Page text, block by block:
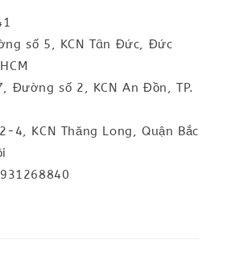
số 5, KCN Tân Đức, Đức
Đường số 2, KCN An Đồn, TP.
4, KCN Thăng Long, Quận Bắc